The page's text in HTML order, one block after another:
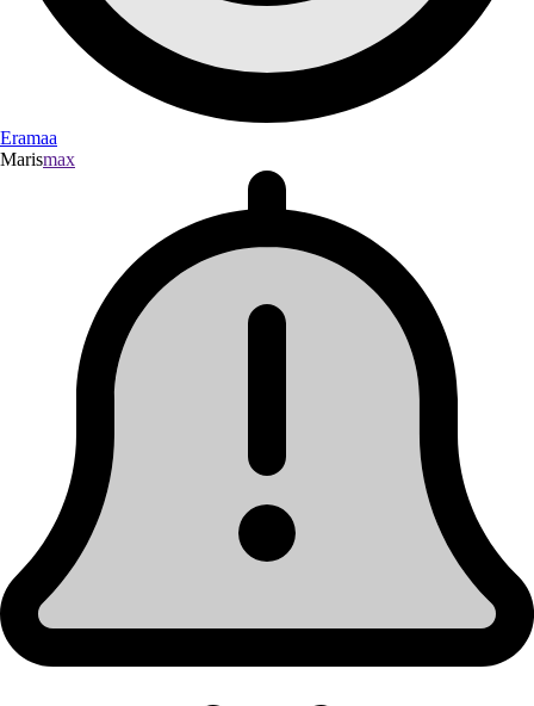
Eramaa
Marismax